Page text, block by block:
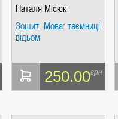
Наталя Місюк
Зошит. Мова: таємниці
відьом
250.00грн